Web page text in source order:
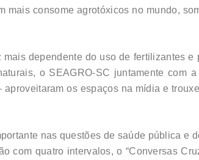
consome agrotóxicos no mundo,
dependente do uso de fertilizantes e
o SEAGRO-SC juntamente com
os espaços na mídia e
nas questões de saúde pública e
com quatro intervalos, o “Conversas